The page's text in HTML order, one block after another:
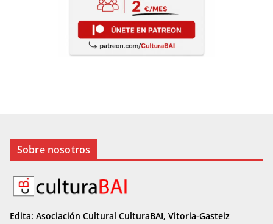
Sobre nosotros
Edita: Asociación Cultural CulturaBAI, Vitoria-Gasteiz